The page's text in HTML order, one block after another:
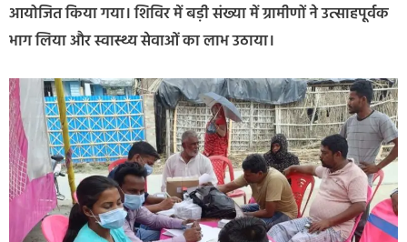
आयोजित किया गया। शिविर में बड़ी संख्या में ग्रामीणों ने उत्साहपूर्वक
भाग लिया और स्वास्थ्य सेवाओं का लाभ उठाया।